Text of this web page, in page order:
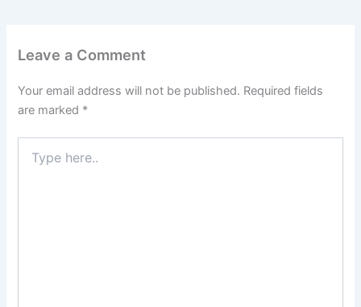
Leave a Comment
Your email address will not be published. Required fields
are marked *
here..